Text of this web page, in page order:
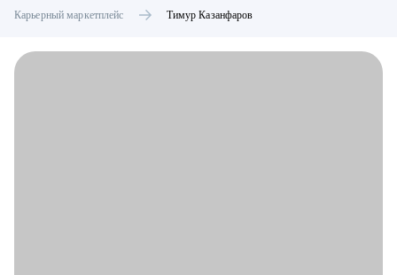
Карьерный маркетплейс Тимур Казанфаров